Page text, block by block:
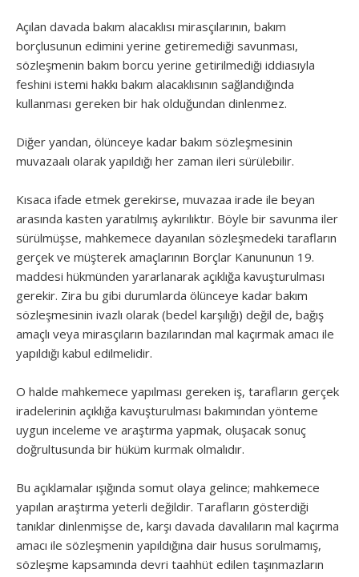
Açılan davada bakım alacaklısı mirasçılarının, bakım
borçlusunun edimini yerine getiremediği savunması,
sözleşmenin bakım borcu yerine getirilmediği iddiasıyla
feshini istemi hakkı bakım alacaklısının sağlandığında
kullanması gereken bir hak olduğundan dinlenmez.
Diğer yandan, ölünceye kadar bakım sözleşmesinin
muvazaalı olarak yapıldığı her zaman ileri sürülebilir.
Kısaca ifade etmek gerekirse, muvazaa irade ile beyan
arasında kasten yaratılmış aykırılıktır. Böyle bir savunma iler
sürülmüşse, mahkemece dayanılan sözleşmedeki tarafların
gerçek ve müşterek amaçlarının Borçlar Kanununun 19.
maddesi hükmünden yararlanarak açıklığa kavuşturulması
gerekir. Zira bu gibi durumlarda ölünceye kadar bakım
sözleşmesinin ivazlı olarak (bedel karşılığı) değil de, bağış
amaçlı veya mirasçıların bazılarından mal kaçırmak amacı ile
yapıldığı kabul edilmelidir.
O halde mahkemece yapılması gereken iş, tarafların gerçek
iradelerinin açıklığa kavuşturulması bakımından yönteme
uygun inceleme ve araştırma yapmak, oluşacak sonuç
doğrultusunda bir hüküm kurmak olmalıdır.
Bu açıklamalar ışığında somut olaya gelince; mahkemece
yapılan araştırma yeterli değildir. Tarafların gösterdiği
tanıklar dinlenmişse de, karşı davada davalıların mal kaçırma
amacı ile sözleşmenin yapıldığına dair husus sorulmamış,
sözleşme kapsamında devri taahhüt edilen taşınmazların